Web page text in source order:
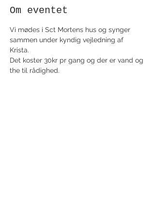
Om eventet
Vi mødes i Sct Mortens hus og synger
sammen under kyndig vejledning af
Krista.
Det koster 30kr pr gang og der er vand og
the til rådighed.